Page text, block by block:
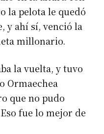
la pelota le quedó
y ahí sí, venció la
millonario.
la vuelta, y tuvo
Ormaechea
que no pudo
fue lo mejor de